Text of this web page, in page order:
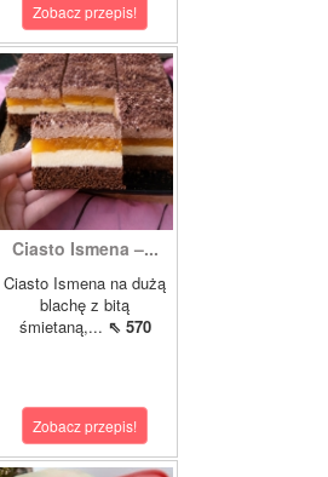
Zobacz przepis!
Ciasto Ismena –...
Ciasto Ismena na dużą
blachę z bitą
śmietaną,... ⇖ 570
Zobacz przepis!